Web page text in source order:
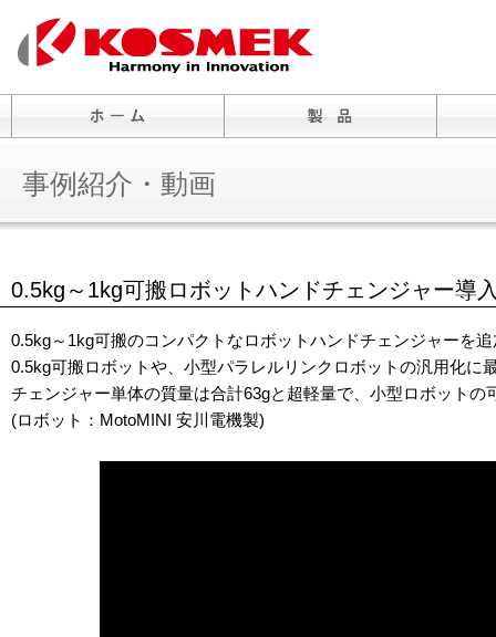
事例紹介・動画
0.5kg～1kg可搬ロボットハンドチェンジャー導
0.5kg～1kg可搬のコンパクトなロボットハンドチェンジャーを
0.5kg可搬ロボットや、小型パラレルリンクロボットの汎用化に
チェンジャー単体の質量は合計63gと超軽量で、小型ロボットの
(ロボット：MotoMINI 安川電機製)